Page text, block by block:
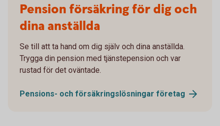
Pension försäkring för dig och
dina anställda
Se till att ta hand om dig själv och dina anställda.
Trygga din pension med tjänstepension och var
rustad för det oväntade.
Pensions- och försäkringslösningar företag